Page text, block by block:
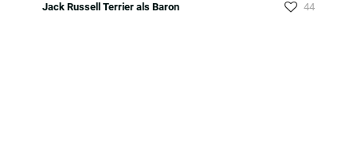
Jack Russell Terrier als Baron 44